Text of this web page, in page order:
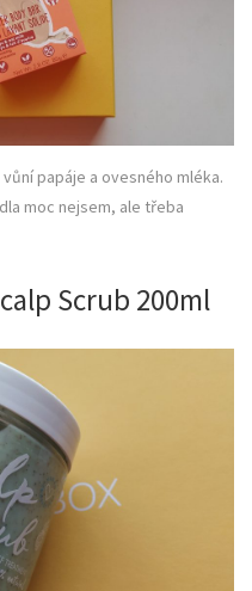
papáje a ovesného mléka.
moc nejsem, ale třeba
Scrub 200ml